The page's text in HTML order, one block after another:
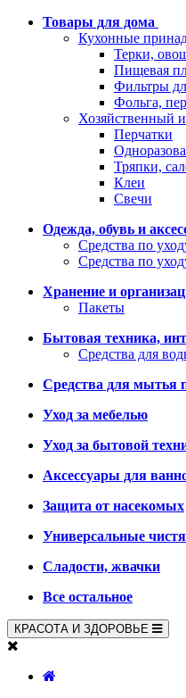
Товары для дома
Кухонные
Терки,
Пищевая
Фильтры
Фольга,
Хозяйственный
Перчатки
Тряпки,
Клеи
Свечи
Одежда, обувь и
Средства по
Средства по
Хранение и
Пакеты
Бытовая техника,
Средства для
Средства для мытья
Уход за мебелью
Уход за бытовой
Аксессуары для
Защита от насекомых
Универсальные
Сладости, жвачки
Все остальное
КРАСОТА И ЗДОРОВЬЕ